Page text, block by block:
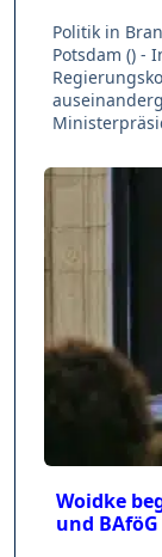
Politik in
Potsdam () -
Woidke
und